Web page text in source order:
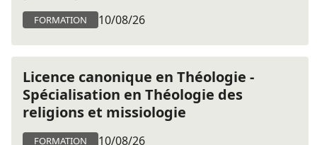
FORMATION 10/08/26
Licence canonique en Théologie -
Spécialisation en Théologie des
religions et missiologie
FORMATION 10/08/26